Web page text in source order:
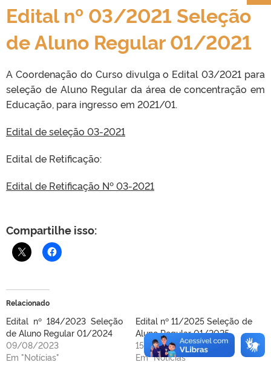
TELEFONES
Edital nº 03/2021 Seleção
de Aluno Regular 01/2021
A Coordenação do Curso divulga o Edital 03/2021 para
seleção de Aluno Regular da área de concentração em
Educação, para ingresso em 2021/01.
Edital de seleção 03-2021
Edital de Retificação:
Edital de Retificação Nº 03-2021
Compartilhe isso:
Relacionado
Edital nº 184/2023 Seleção
de Aluno Regular 01/2024
09/08/2023
Em "Notícias"
Edital nº 11/2025 Seleção de
Aluno Regular 01/2025.
15/01/2025
Em "Notícias"